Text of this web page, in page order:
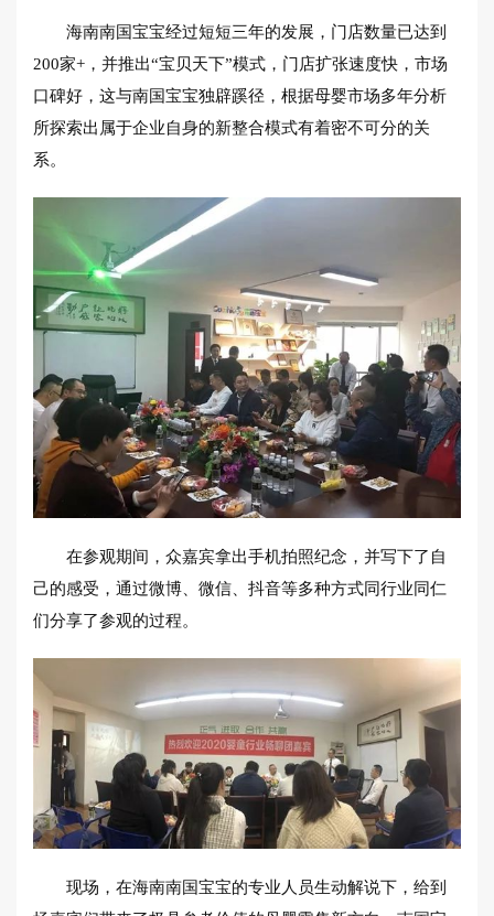
海南南国宝宝经过短短三年的发展，门店数量已达到
200家+，并推出“宝贝天下”模式，门店扩张速度快，市场
口碑好，这与南国宝宝独辟蹊径，根据母婴市场多年分析
所探索出属于企业自身的新整合模式有着密不可分的关
系。
在参观期间，众嘉宾拿出手机拍照纪念，并写下了自
己的感受，通过微博、微信、抖音等多种方式同行业同仁
们分享了参观的过程。
现场，在海南南国宝宝的专业人员生动解说下，给到